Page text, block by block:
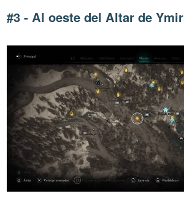
#3 - Al oeste del Altar de Ymir